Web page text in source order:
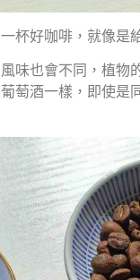
杯好咖啡，就像是
味也會不同，植物
萄酒一樣，即使是